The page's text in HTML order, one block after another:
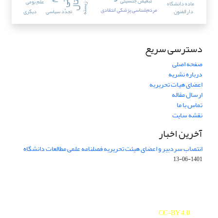
تجدّد سیاسی مردم‌شناسی پزشکی انتقادی
ماده دانشگاه
دارالفنون دیگری
دسترسی سریع
صفحه اصلی
درباره نشریه
اعضای هیات تحریریه
ارسال مقاله
تماس با ما
نقشه سایت
آخرین اخبار
انتصاب سردبیر و اعضای هیئت تحریریه فصلنامه علمی مطالعات دانشگاه
1401-06-13
CC-BY 4.0